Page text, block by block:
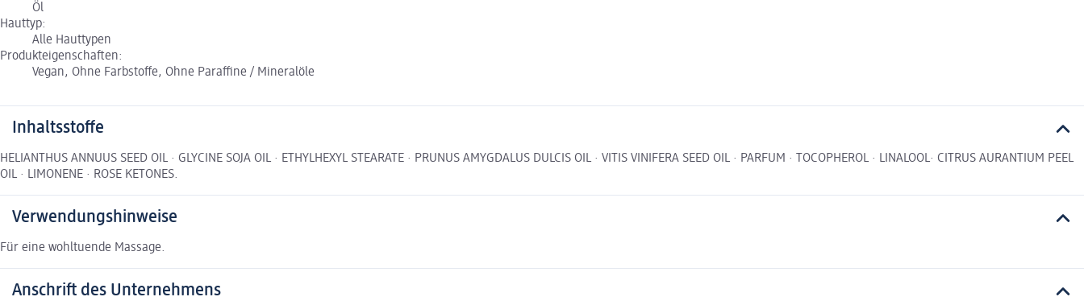
Öl
Hauttyp:
Alle Hauttypen
Produkteigenschaften:
Vegan, Ohne Farbstoffe, Ohne Paraffine / Mineralöle
Inhaltsstoffe
HELIANTHUS ANNUUS SEED OIL · GLYCINE SOJA OIL · ETHYLHEXYL STEARATE · PRUNUS AMYGDALUS DULCIS OIL · VITIS VINIFERA SEED OIL · PARFUM · TOCOPHEROL · LINALOOL· CITRUS AURANTIUM PEEL
OIL · LIMONENE · ROSE KETONES.
Verwendungshinweise
Für eine wohltuende Massage.
Anschrift des Unternehmens